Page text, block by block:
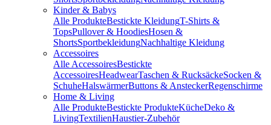
Kinder & Babys
Alle ProdukteBestickte KleidungT-Shirts &
TopsPullover & HoodiesHosen &
ShortsSportbekleidungNachhaltige Kleidung
Accessoires
Alle AccessoiresBestickte
AccessoiresHeadwearTaschen & RucksäckeSocken &
SchuheHalswärmerButtons & AnsteckerRegenschirme
Home & Living
Alle ProdukteBestickte ProdukteKücheDeko &
LivingTextilienHaustier-Zubehör